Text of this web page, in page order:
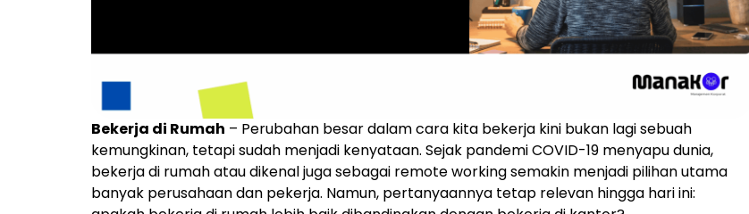
Bekerja di Rumah – Perubahan besar dalam cara kita bekerja kini bukan lagi sebuah
kemungkinan, tetapi sudah menjadi kenyataan. Sejak pandemi COVID-19 menyapu dunia,
bekerja di rumah atau dikenal juga sebagai remote working semakin menjadi pilihan utama
banyak perusahaan dan pekerja. Namun, pertanyaannya tetap relevan hingga hari ini: